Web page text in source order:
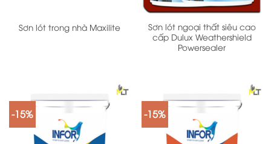
Sơn lót trong nhà Maxilite
Sơn lót ngoại thất siêu cao
cấp Dulux Weathershield
Powersealer
-15% -15%